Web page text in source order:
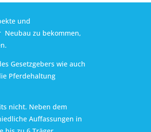
und
Neubau zu bekommen,
Gesetzgebers wie auch
Pferdehaltung
nicht. Neben dem
Auffassungen in